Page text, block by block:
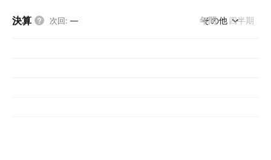
決算 次回: — 年間 四半期
その他